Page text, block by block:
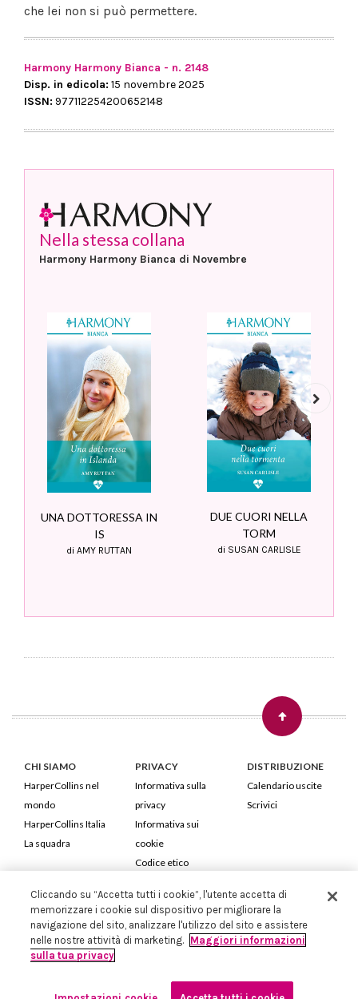
che lei non si può permettere.
Harmony Harmony Bianca - n. 2148
Disp. in edicola: 15 novembre 2025
ISSN: 977112254200652148
Nella stessa collana
Harmony Harmony Bianca di Novembre
UNA DOTTORESSA IN
IS
di AMY RUTTAN
DUE CUORI NELLA
TORM
di SUSAN CARLISLE
Next
CHI SIAMO
HarperCollins nel
mondo
HarperCollins Italia
La squadra
PRIVACY
Informativa sulla
privacy
Informativa sui
cookie
Codice etico
DISTRIBUZIONE
Calendario uscite
Scrivici
HarperCollins Italia S.p.A. Viale Monte Nero, 84 - 20135 Milano
Cod. Fiscale e P.IVA 05946780151 - Capitale Sociale 258.250 €
Iscritta in Milano al Registro delle imprese nr.198004 e REA nr.1051898
Cliccando su “Accetta tutti i cookie”, l'utente accetta di
memorizzare i cookie sul dispositivo per migliorare la
navigazione del sito, analizzare l'utilizzo del sito e assistere
nelle nostre attività di marketing. Maggiori informazioni
sulla tua privacy